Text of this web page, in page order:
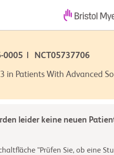
0005 | NCT05737706
in Patients With Advanced
leider keine neuen
"Prüfen Sie, ob eine